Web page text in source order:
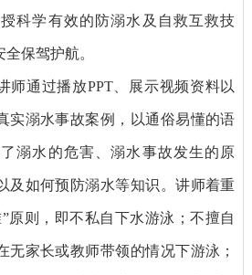
科学有效的防溺水及自救互救技
保驾护航。
师通过播放PPT、展示视频资料以
实溺水事故案例，以通俗易懂的语
溺水的危害、溺水事故发生的原
及如何预防溺水等知识。讲师着重
原则，即不私自下水游泳；不擅自
无家长或教师带领的情况下游泳；